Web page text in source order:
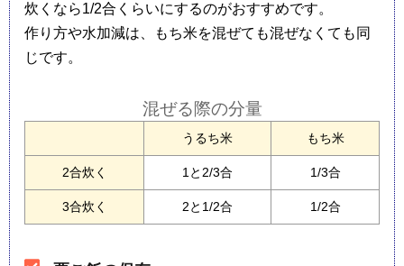
炊くなら1/2合くらいにするのがおすすめです。
作り方や水加減は、もち米を混ぜても混ぜなくても同
じです。
混ぜる際の分量
うるち米 もち米
2合炊く 1と2/3合 1/3合
3合炊く 2と1/2合 1/2合